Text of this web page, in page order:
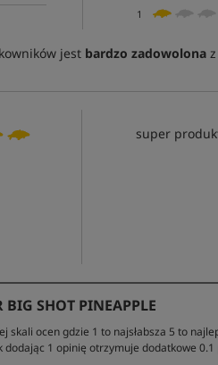
1
jest bardzo zadowolonaz
super
BIG SHOT PINEAPPLE
skali ocen gdzie 1 to najsłabsza 5 to
dodając 1 opinię otrzymuje dodatkowe